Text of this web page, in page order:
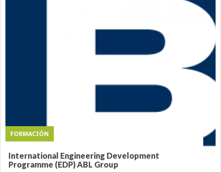
FORMACIÓN
International Engineering Development
Programme (EDP) ABL Group